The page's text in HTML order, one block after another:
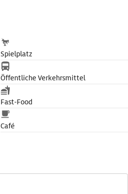
Spielplatz
Öffentliche Verkehrsmittel
Fast-Food
Café